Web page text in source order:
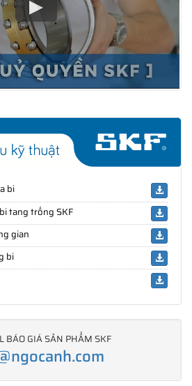
bi
tang trống SKF
gian
bi
BÁO GIÁ SẢN PHẨM SKF